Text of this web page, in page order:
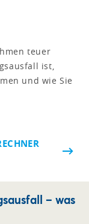
teuer
ist,
und wie Sie
– was